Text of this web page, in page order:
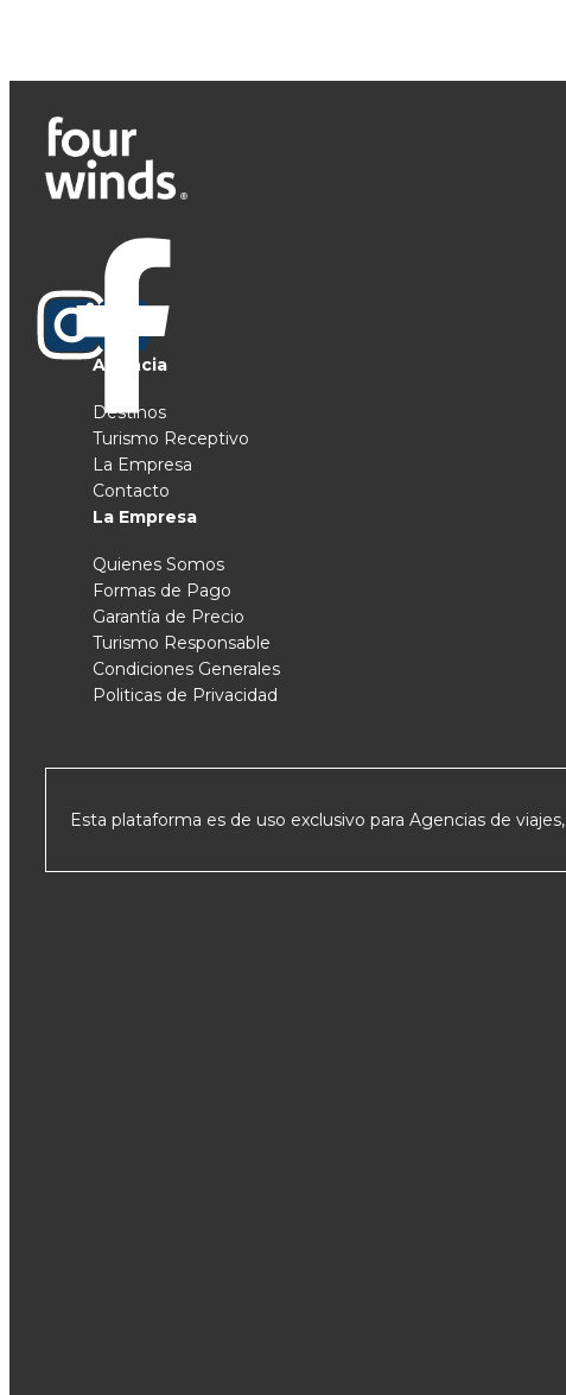
Agencia
Destinos
Turismo Receptivo
La Empresa
Contacto
La Empresa
Quienes Somos
Formas de Pago
Garantía de Precio
Turismo Responsable
Condiciones Generales
Politicas de Privacidad
Esta plataforma es de uso exclusivo para Agencias de